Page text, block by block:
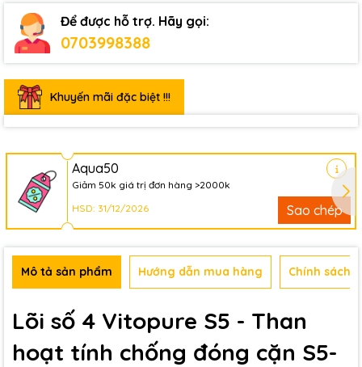
Để được hỗ trợ. Hãy gọi:
0703998388
Khuyến mãi đặc biệt !!!
Aqua50
Giảm 50k giá trị đơn hàng >2000k
HSD: 31/12/2026
Sao chép
Mô tả sản phẩm Hướng dẫn mua hàng Chính sách
Lõi số 4 Vitopure S5 - Than
hoạt tính chống đóng cặn S5-